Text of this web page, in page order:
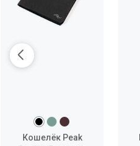
Кошелёк Peak